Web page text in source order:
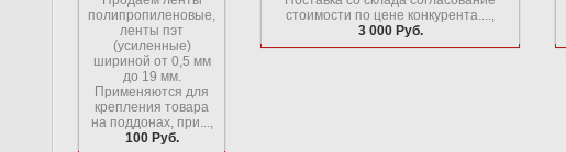
полипропиленовые,
ленты пэт
(усиленные)
шириной от 0,5 мм
до 19 мм.
Применяются для
крепления товара
на поддонах, при...,
100 Руб.
стоимости по цене конкурента....,
3 000 Руб.